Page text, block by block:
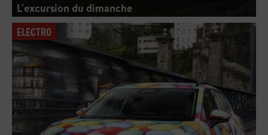
L'excursion du dimanche
ELECTRO